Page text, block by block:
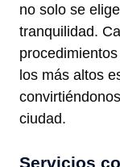
no solo se
tranquilidad.
los más altos
ciudad.
Servicios